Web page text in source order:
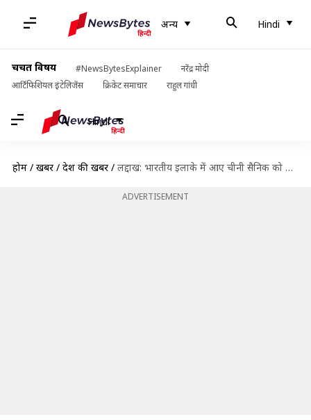
अन्य Hindi
चर्चित विषय #NewsBytesExplainer
नरेंद्र मोदी
आर्टिफिशियल इंटेलिजेंस
क्रिकेट समाचार राहुल गांधी
Hindi
होम / खबरें / देश की खबरें / लद्दाख: भारतीय इलाके में आए चीनी सैनिक को सेना ने हिरासत में लिया, वापस भेजा जाएगा
ADVERTISEMENT